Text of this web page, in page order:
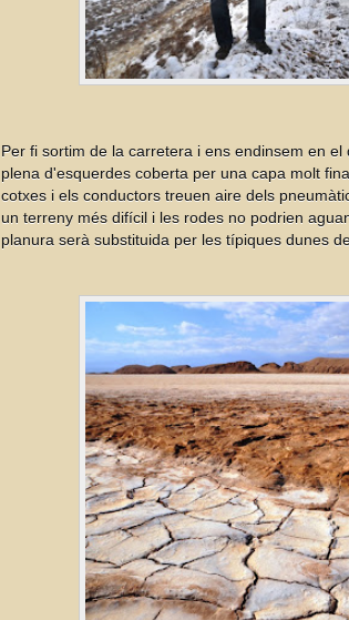
Per fi sortim de la carretera i ens endinsem en
plena d'esquerdes coberta per una capa molt
cotxes i els conductors treuen aire dels
un terreny més difícil i les rodes no podrien
planura serà substituida per les típiques dunes